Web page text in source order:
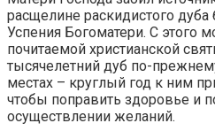
расщелине раскидистого
Успения Богоматери. С этого
почитаемой христианской
тысячелетний дуб по-
местах – круглый год к ним
чтобы поправить здоровье и
осуществлении желаний.